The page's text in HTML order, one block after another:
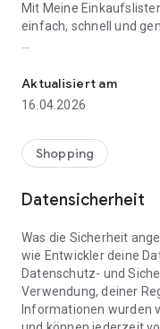
Mit Meine
einfach, schnell und
👨‍👩‍👧 Gemeinsame
⚡ Superschnell &
sofort loslegen.
📱 Immer dabei: Deine Einkaufsliste ist jederzeit auf deinem
🤝 Teilen leicht
Einkauf gemeinsam.
🍳 Zutaten direkt aus
Aktualisiert am
16.04.2026
Shopping
Datensicherheit
Was die Sicherheit
wie Entwickler deine
Datenschutz- und
Verwendung, deiner
Informationen wurden